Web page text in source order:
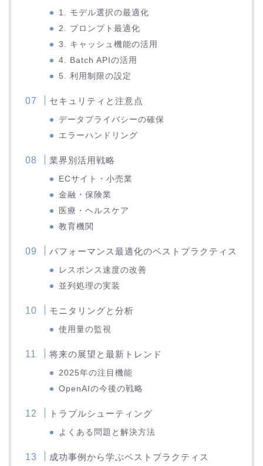
1. モデル選択の最適化
2. プロンプト最適化
3. キャッシュ機能の活用
4. Batch APIの活用
5. 利用制限の設定
セキュリティと注意点
データプライバシーの確保
エラーハンドリング
業界別活用戦略
ECサイト・小売業
金融・保険業
医療・ヘルスケア
教育機関
パフォーマンス最適化のベストプラクティス
レスポンス速度の改善
並列処理の実装
モニタリングと分析
使用量の監視
将来の展望と最新トレンド
2025年の注目機能
OpenAIの今後の戦略
トラブルシューティング
よくある問題と解決方法
成功事例から学ぶベストプラクティス